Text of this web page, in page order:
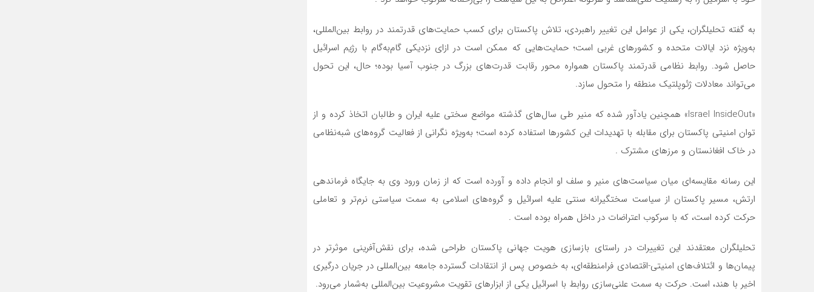
به گفته تحلیلگران، یکی از عوامل این تغییر راهبردی، تلاش پاکستان برای کسب حمایت‌های قدرتمند در روابط بین‌المللی،
به‌ویژه نزد ایالات متحده و کشورهای غربی است؛ حمایت‌هایی که ممکن است در ازای نزدیکی گام‌به‌گام با رژیم اسرائیل
حاصل شود. روابط نظامی قدرتمند پاکستان همواره محور رقابت قدرت‌های بزرگ در جنوب آسیا بوده؛ حال، این تحول
می‌تواند معادلات ژئوپلتیک منطقه را متحول سازد.
«Israel InsideOut» همچنین یادآور شده که منیر طی سال‌های گذشته مواضع سختی علیه ایران و طالبان اتخاذ کرده و از
توان امنیتی پاکستان برای مقابله با تهدیدات این کشورها استفاده کرده است؛ به‌ویژه نگرانی از فعالیت گروه‌های شبه‌نظامی
در خاک افغانستان و مرزهای مشترک .
این رسانه مقایسه‌ای میان سیاست‌های منیر و سلف او انجام داده و آورده است که از زمان ورود وی به جایگاه فرماندهی
ارتش، مسیر پاکستان از سیاست سختگیرانه سنتی علیه اسرائیل و گروه‌های اسلامی به سمت سیاستی نرم‌تر و تعاملی
حرکت کرده است، که با سرکوب اعتراضات در داخل همراه بوده است .
تحلیلگران معتقدند این تغییرات در راستای بازسازی هویت جهانی پاکستان طراحی شده، برای نقش‌آفرینی موثرتر در
پیمان‌ها و ائتلاف‌های امنیتی-اقتصادی فرامنطقه‌ای، به خصوص پس از انتقادات گسترده جامعه بین‌المللی در جریان درگیری
اخیر با هند، است. حرکت به سمت علنی‌سازی روابط با اسرائیل یکی از ابزارهای تقویت مشروعیت بین‌المللی به‌شمار می‌رود.